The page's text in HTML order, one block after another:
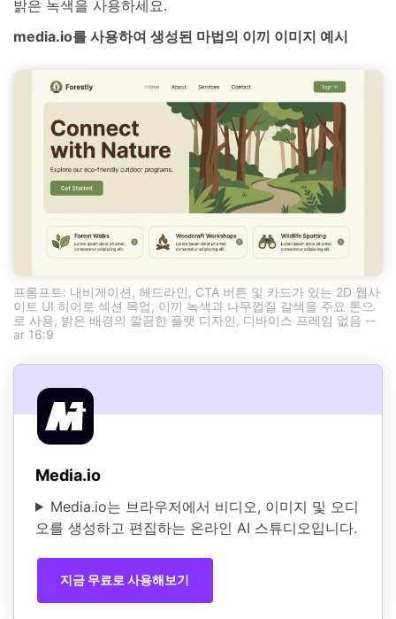
밝은 녹색을 사용하세요.
media.io를 사용하여 생성된 마법의 이끼 이미지 예시
프롬프트: 내비게이션, 헤드라인, CTA 버튼 및 카드가 있는 2D 웹사
이트 UI 히어로 섹션 목업, 이끼 녹색과 나무껍질 갈색을 주요 톤으
로 사용, 밝은 배경의 깔끔한 플랫 디자인, 디바이스 프레임 없음 --
ar 16:9
Media.io
Media.io는 브라우저에서 비디오, 이미지 및 오디
오를 생성하고 편집하는 온라인 AI 스튜디오입니다.
지금 무료로 사용해보기